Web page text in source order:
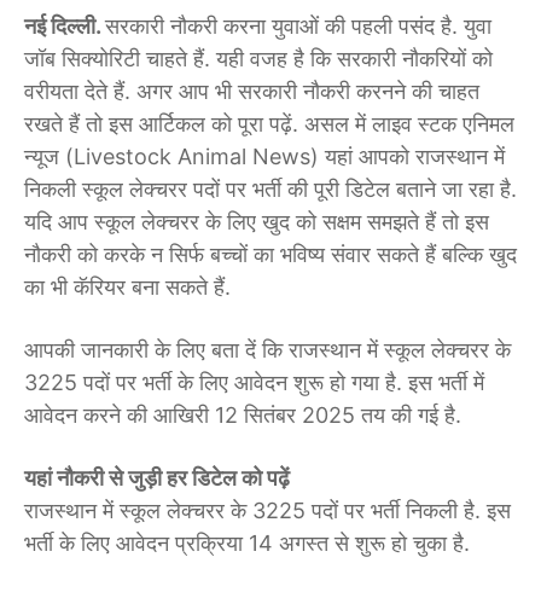
नई दिल्ली.सरकारी नौकरी करना युवाओं की पहली पसंद है. युवा
जॉब सिक्योरिटी चाहते हैं. यही वजह है कि सरकारी नौकरियों को
वरीयता देते हैं. अगर आप भी सरकारी नौकरी करनने की चाहत
रखते हैं तो इस आर्टिकल को पूरा पढ़ें. असल में लाइव स्टक एनिमल
न्यूज (Livestock Animal News) यहां आपको राजस्थान में
निकली स्कूल लेक्चरर पदों पर भर्ती की पूरी डिटेल बताने जा रहा है.
यदि आप स्कूल लेक्चरर के लिए खुद को सक्षम समझते हैं तो इस
नौकरी को करके न सिर्फ बच्चों का भविष्य संवार सकते हैं बल्कि खुद
का भी कॅरियर बना सकते हैं.
आपकी जानकारी के लिए बता दें कि राजस्थान में स्कूल लेक्चरर के
3225 पदों पर भर्ती के लिए आवेदन शुरू हो गया है. इस भर्ती में
आवेदन करने की आखिरी 12 सितंबर 2025 ​तय की गई है.
यहां नौकरी से जुड़ी हर डिटेल को पढ़ें
राजस्थान में स्कूल लेक्चरर के 3225 पदों पर भर्ती निकली है. इस
भर्ती के लिए आवेदन प्रक्रिया 14 अगस्त से शुरू हो चुका है.